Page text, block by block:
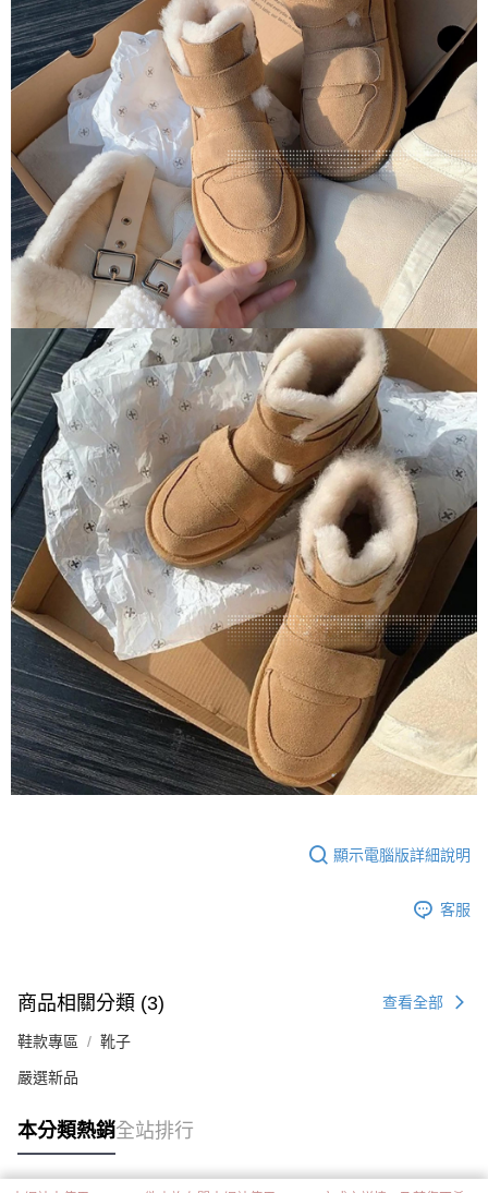
顯示電腦版詳細說明
客服
商品相關分類 (3) 查看全部
鞋款專區 靴子
嚴選新品
本分類熱銷全站排行